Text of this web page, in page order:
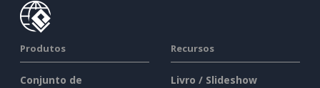
Produtos
Conjunto de
Recursos
Livro / Slideshow